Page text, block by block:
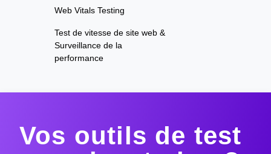
Web Vitals Testing
Test de vitesse de site web &
Surveillance de la
performance
Vos outils de test